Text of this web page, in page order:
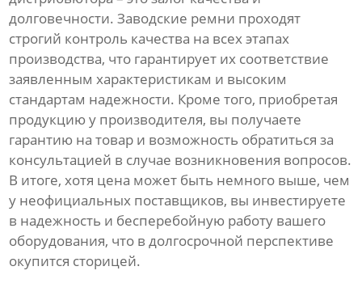
долговечности. Заводские ремни проходят
строгий контроль качества на всех этапах
производства, что гарантирует их соответствие
заявленным характеристикам и высоким
стандартам надежности. Кроме того, приобретая
продукцию у производителя, вы получаете
гарантию на товар и возможность обратиться за
консультацией в случае возникновения вопросов.
В итоге, хотя цена может быть немного выше, чем
у неофициальных поставщиков, вы инвестируете
в надежность и бесперебойную работу вашего
оборудования, что в долгосрочной перспективе
окупится сторицей.